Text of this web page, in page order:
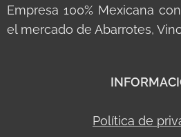
Empresa 100% Mexicana
el mercado de Abarrotes,
Política de